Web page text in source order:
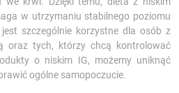
w utrzymaniu stabilnego poziomu
szczególnie korzystne dla osób z
oraz tych, którzy chcą kontrolować
o niskim IG, możemy uniknąć
ogólne samopoczucie.